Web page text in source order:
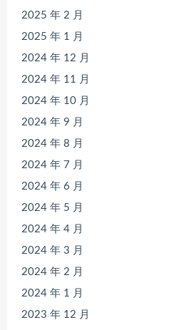
2025 年 2 月
2025 年 1 月
2024 年 12 月
2024 年 11 月
2024 年 10 月
2024 年 9 月
2024 年 8 月
2024 年 7 月
2024 年 6 月
2024 年 5 月
2024 年 4 月
2024 年 3 月
2024 年 2 月
2024 年 1 月
2023 年 12 月